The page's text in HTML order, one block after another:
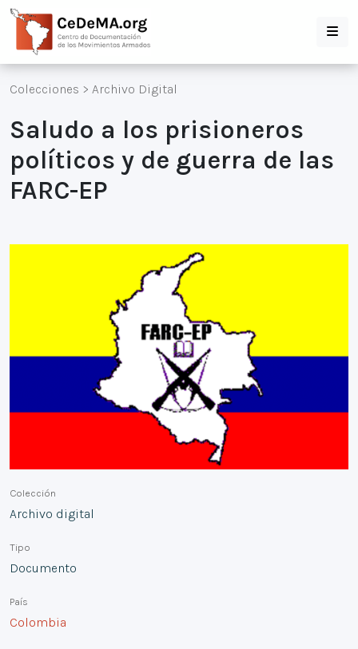
Colecciones > Archivo Digital
Saludo a los prisioneros
políticos y de guerra de las
FARC-EP
Colección
Archivo digital
Tipo
Documento
País
Colombia